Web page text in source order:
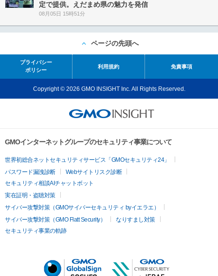
定で提供。えだまめ県の魅力を発信
08月05日 15時51分
ページの先頭へ
プライバシー
ポリシー
利用規約 免責事項
Copyright © 2026 GMO INSIGHT Inc. All Rights Reserved.
GMOインターネットグループのセキュリティ事業について
世界初総合ネットセキュリティサービス「GMOセキュリティ24」
パスワード漏洩診断
Webサイトリスク診断
セキュリティ相談AIチャットボット
実在証明・盗聴対策
サイバー攻撃対策（GMOサイバーセキュリティ byイエラエ）
サイバー攻撃対策（GMO Flatt Security）
なりすまし対策
セキュリティ事業の軌跡